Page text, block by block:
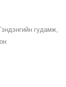
гудамж,